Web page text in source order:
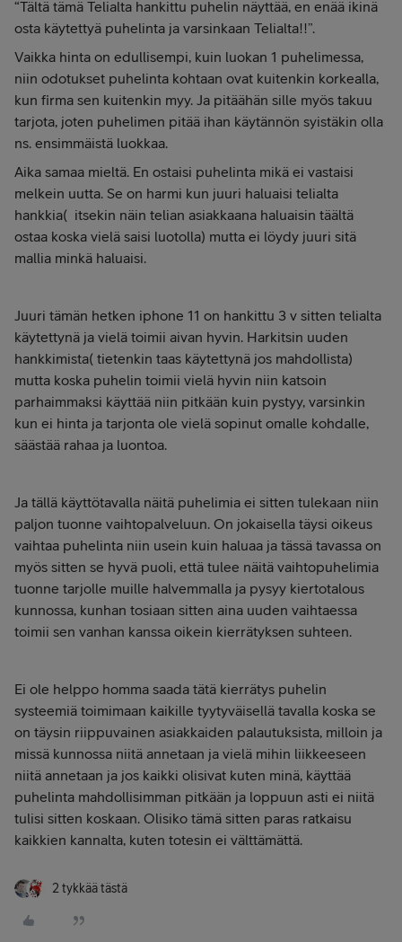
“Tältä tämä Telialta hankittu puhelin näyttää, en enää ikinä
osta käytettyä puhelinta ja varsinkaan Telialta!!”.
Vaikka hinta on edullisempi, kuin luokan 1 puhelimessa,
niin odotukset puhelinta kohtaan ovat kuitenkin korkealla,
kun firma sen kuitenkin myy. Ja pitäähän sille myös takuu
tarjota, joten puhelimen pitää ihan käytännön syistäkin olla
ns. ensimmäistä luokkaa.
Aika samaa mieltä. En ostaisi puhelinta mikä ei vastaisi
melkein uutta. Se on harmi kun juuri haluaisi telialta
hankkia( itsekin näin telian asiakkaana haluaisin täältä
ostaa koska vielä saisi luotolla) mutta ei löydy juuri sitä
mallia minkä haluaisi.
Juuri tämän hetken iphone 11 on hankittu 3 v sitten telialta
käytettynä ja vielä toimii aivan hyvin. Harkitsin uuden
hankkimista( tietenkin taas käytettynä jos mahdollista)
mutta koska puhelin toimii vielä hyvin niin katsoin
parhaimmaksi käyttää niin pitkään kuin pystyy, varsinkin
kun ei hinta ja tarjonta ole vielä sopinut omalle kohdalle,
säästää rahaa ja luontoa.
Ja tällä käyttötavalla näitä puhelimia ei sitten tulekaan niin
paljon tuonne vaihtopalveluun. On jokaisella täysi oikeus
vaihtaa puhelinta niin usein kuin haluaa ja tässä tavassa on
myös sitten se hyvä puoli, että tulee näitä vaihtopuhelimia
tuonne tarjolle muille halvemmalla ja pysyy kiertotalous
kunnossa, kunhan tosiaan sitten aina uuden vaihtaessa
toimii sen vanhan kanssa oikein kierrätyksen suhteen.
Ei ole helppo homma saada tätä kierrätys puhelin
systeemiä toimimaan kaikille tyytyväisellä tavalla koska se
on täysin riippuvainen asiakkaiden palautuksista, milloin ja
missä kunnossa niitä annetaan ja vielä mihin liikkeeseen
niitä annetaan ja jos kaikki olisivat kuten minä, käyttää
puhelinta mahdollisimman pitkään ja loppuun asti ei niitä
tulisi sitten koskaan. Olisiko tämä sitten paras ratkaisu
kaikkien kannalta, kuten totesin ei välttämättä.
2 tykkää tästä